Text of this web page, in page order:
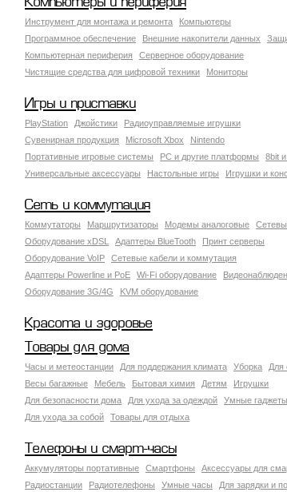
Компьютеры и периферия
Инструмент для монтажа и ремонта
Компьютеры
Программное обеспечение
Внешние накопители данных
Компьютерная периферия
Серверное оборудование
Чистящие средства для цифровой техники
Мониторы
Игры и приставки
PlayStation Джойстики
Радиоуправляемые игрушки
Сувенирная продукция
Microsoft Xbox
Nintendo
Портативные игровые системы
PC и другие платформы
8bit
Универсальные аксессуары
Настольные игры Игрушки и
Сеть и коммутация
Коммутаторы Маршрутизаторы Модемы аналоговые
Оборудование xDSL
Адаптеры BlueTooth
Принт серверы
Оборудование VoIP
Сетевые кабели и коммутация
Адаптеры Powerline и PoE
Wi-Fi оборудование
Оборудование 3G/4G
KVM оборудование
Красота и здоровье
Товары для дома
Часы и метеостанции Для поддержания климата Уборка
Для
Весы багажные
Мебель Бытовая химия Детям
Игрушки
Для безопасности дома
Для ухода за одеждой
Умные
Для ухода за собой
Товары для отдыха
Телефоны и смарт-часы
Аккумуляторы портативные Смартфоны
Аксессуары для
Радиостанции
Радиотелефоны Умные часы Для зарядки и